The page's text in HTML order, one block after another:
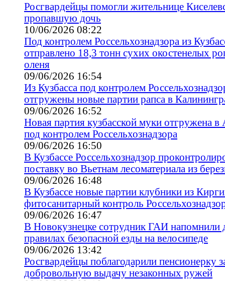
Росгвардейцы помогли жительнице
пропавшую дочь
10/06/2026 08:22
Под контролем Россельхознадзора из
отправлено 18,3 тонн сухих окостенелых
оленя
09/06/2026 16:54
Из Кузбасса под контролем
отгружены новые партии рапса в
09/06/2026 16:52
Новая партия кузбасской муки отгружена в
под контролем Россельхознадзора
09/06/2026 16:50
В Кузбассе Россельхознадзор
поставку во Вьетнам лесоматериала из
09/06/2026 16:48
В Кузбассе новые партии клубники из
фитосанитарный контроль
09/06/2026 16:47
В Новокузнецке сотрудник ГАИ напомнили
правилах безопасной езды на велосипеде
09/06/2026 13:42
Росгвардейцы поблагодарили пенсионерку
добровольную выдачу незаконных ружей